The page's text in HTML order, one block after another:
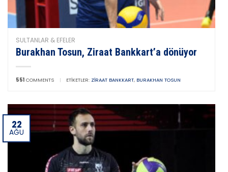
SULTANLAR & EFELER
Burakhan Tosun, Ziraat Bankkart’a dönüyor
551 COMMENTS | ETIKETLER: ZIRAAT BANKKART, BURAKHAN TOSUN
22
AĞU